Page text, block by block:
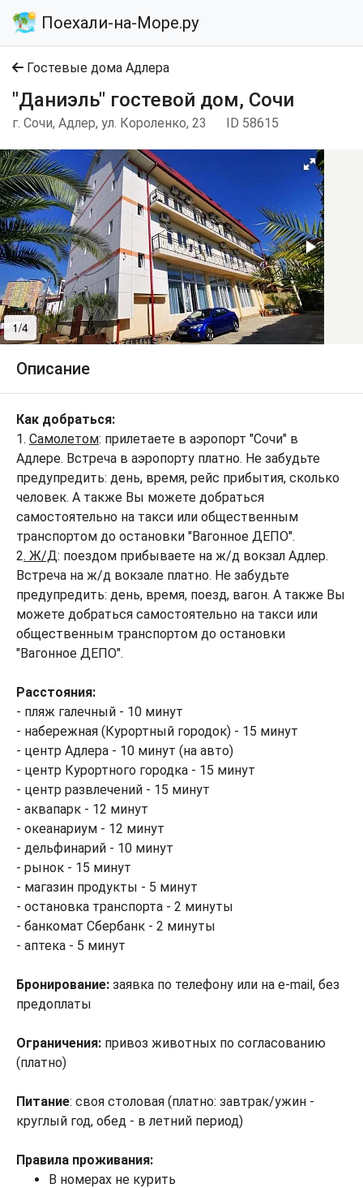
Поехали-на-Море.ру
Гостевые дома Адлера
"Даниэль" гостевой дом, Сочи
г. Сочи, Адлер, ул. Короленко, 23 ID 58615
1/4
Описание
Как добраться:
1. Самолетом: прилетаете в аэропорт "Сочи" в
Адлере. Встреча в аэропорту платно. Не забудьте
предупредить: день, время, рейс прибытия, сколько
человек. А также Вы можете добраться
самостоятельно на такси или общественным
транспортом до остановки "Вагонное ДЕПО".
2. Ж/Д: поездом прибываете на ж/д вокзал Адлер.
Встреча на ж/д вокзале платно. Не забудьте
предупредить: день, время, поезд, вагон. А также Вы
можете добраться самостоятельно на такси или
общественным транспортом до остановки
"Вагонное ДЕПО".
Расстояния:
- пляж галечный - 10 минут
- набережная (Курортный городок) - 15 минут
- центр Адлера - 10 минут (на авто)
- центр Курортного городка - 15 минут
- центр развлечений - 15 минут
- аквапарк - 12 минут
- океанариум - 12 минут
- дельфинарий - 10 минут
- рынок - 15 минут
- магазин продукты - 5 минут
- остановка транспорта - 2 минуты
- банкомат Сбербанк - 2 минуты
- аптека - 5 минут
Бронирование: заявка по телефону или на e-mail, без
предоплаты
Ограничения: привоз животных по согласованию
(платно)
Питание: своя столовая (платно: завтрак/ужин -
круглый год, обед - в летний период)
Правила проживания:
В номерах не курить